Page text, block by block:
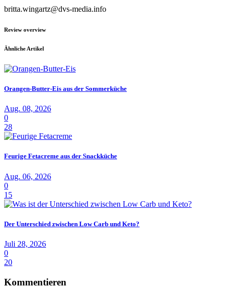
britta.wingartz@dvs-media.info
Review overview
Ähnliche Artikel
Orangen-Butter-Eis aus der Sommerküche
Aug. 08, 2026
0
28
Feurige Fetacreme aus der Snackküche
Aug. 06, 2026
0
15
Der Unterschied zwischen Low Carb und Keto?
Juli 28, 2026
0
20
Kommentieren